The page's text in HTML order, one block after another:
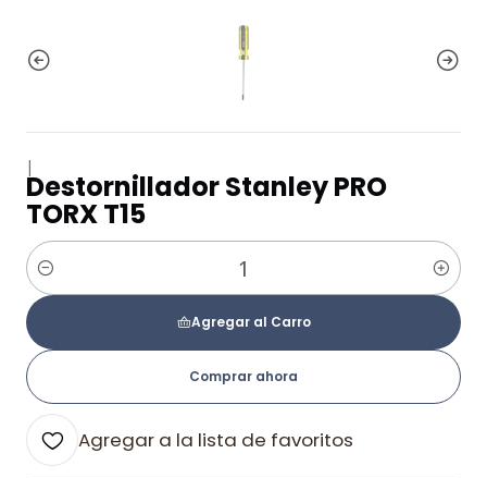
|
Destornillador Stanley PRO
TORX T15
Cantidad
Agregar al Carro
Comprar ahora
Agregar a la lista de favoritos